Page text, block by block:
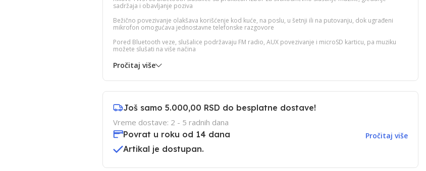
sadržaja i obavljanje poziva
Bežično povezivanje olakšava korišćenje kod kuće, na poslu, u šetnji ili na putovanju, dok ugrađeni
mikrofon omogućava jednostavne telefonske razgovore
Pored Bluetooth veze, slušalice podržavaju FM radio, AUX povezivanje i microSD karticu, pa muziku
možete slušati na više načina
Pročitaj više
Još samo 5.000,00 RSD do besplatne dostave!
Vreme dostave: 2 - 5 radnih dana
Povrat u roku od 14 dana
Pročitaj više
Artikal je dostupan.